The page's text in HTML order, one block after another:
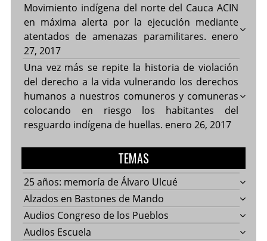
Movimiento indígena del norte del Cauca ACIN
en máxima alerta por la ejecución mediante
atentados de amenazas paramilitares. enero
27, 2017
Una vez más se repite la historia de violación
del derecho a la vida vulnerando los derechos
humanos a nuestros comuneros y comuneras
colocando en riesgo los habitantes del
resguardo indígena de huellas. enero 26, 2017
TEMAS
25 años: memoría de Álvaro Ulcué
Alzados en Bastones de Mando
Audios Congreso de los Pueblos
Audios Escuela